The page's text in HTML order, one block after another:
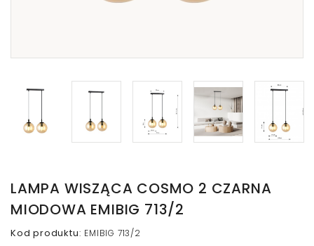
LAMPA WISZĄCA COSMO 2 CZARNA
MIODOWA EMIBIG 713/2
Kod produktu: EMIBIG 713/2